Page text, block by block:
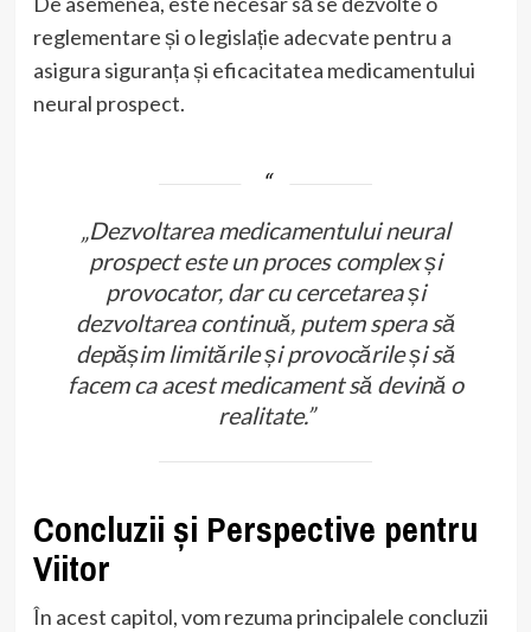
reglementare și o legislație adecvate pentru a
asigura siguranța și eficacitatea medicamentului
neural prospect.
„Dezvoltarea medicamentului neural
prospect este un proces complex și
provocator, dar cu cercetarea și
dezvoltarea continuă, putem spera să
depășim limitările și provocările și să
facem ca acest medicament să devină o
realitate.”
Concluzii și Perspective pentru
Viitor
În acest capitol, vom rezuma principalele concluzii